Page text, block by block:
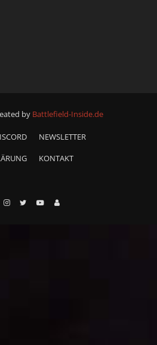
by Battlefield-Inside.de
NEWSLETTER
KONTAKT